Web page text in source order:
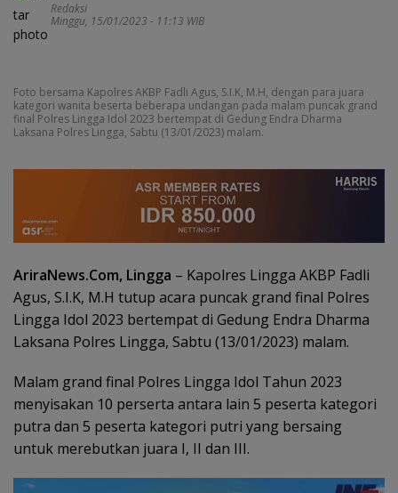
Redaksi
Minggu, 15/01/2023 - 11:13 WIB
Foto bersama Kapolres AKBP Fadli Agus, S.I.K, M.H, dengan para juara
kategori wanita beserta beberapa undangan pada malam puncak grand
final Polres Lingga Idol 2023 bertempat di Gedung Endra Dharma
Laksana Polres Lingga, Sabtu (13/01/2023) malam.
AriraNews.Com, Lingga – Kapolres Lingga AKBP Fadli
Agus, S.I.K, M.H tutup acara puncak grand final Polres
Lingga Idol 2023 bertempat di Gedung Endra Dharma
Laksana Polres Lingga, Sabtu (13/01/2023) malam.
Malam grand final Polres Lingga Idol Tahun 2023
menyisakan 10 perserta antara lain 5 peserta kategori
putra dan 5 peserta kategori putri yang bersaing
untuk merebutkan juara I, II dan III.